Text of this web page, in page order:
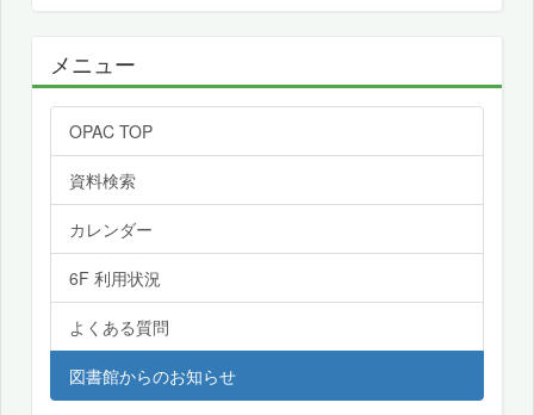
メニュー
OPAC TOP
資料検索
カレンダー
6F 利用状況
よくある質問
図書館からのお知らせ